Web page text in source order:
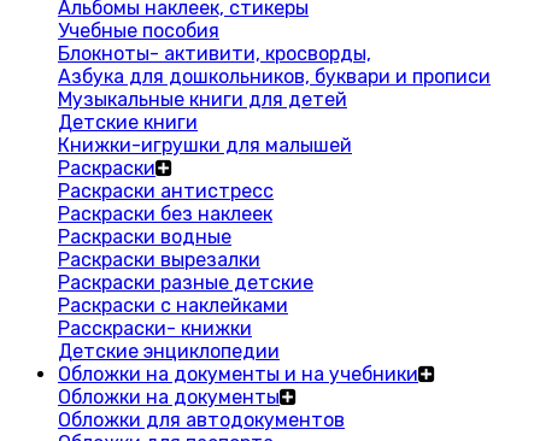
Альбомы наклеек, стикеры
Учебные пособия
Блокноты- активити, кросворды,
Азбука для дошкольников, буквари и прописи
Музыкальные книги для детей
Детские книги
Книжки-игрушки для малышей
Раскраски
Раскраски антистресс
Раскраски без наклеек
Раскраски водные
Раскраски вырезалки
Раскраски разные детские
Раскраски с наклейками
Расскраски- книжки
Детские энциклопедии
Обложки на документы и на учебники
Обложки на документы
Обложки для автодокументов